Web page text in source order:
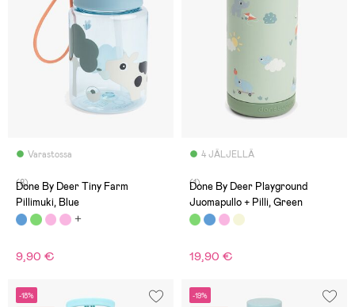
Varastossa
(8)
Done By Deer Tiny Farm
Pillimuki, Blue
9,90 €
4 JÄLJELLÄ
(1)
Done By Deer Playground
Juomapullo + Pilli, Green
19,90 €
-18% -19%